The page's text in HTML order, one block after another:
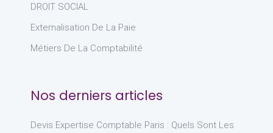
DROIT SOCIAL
Externalisation De La Paie
Métiers De La Comptabilité
Nos derniers articles
Devis Expertise Comptable Paris : Quels Sont Les